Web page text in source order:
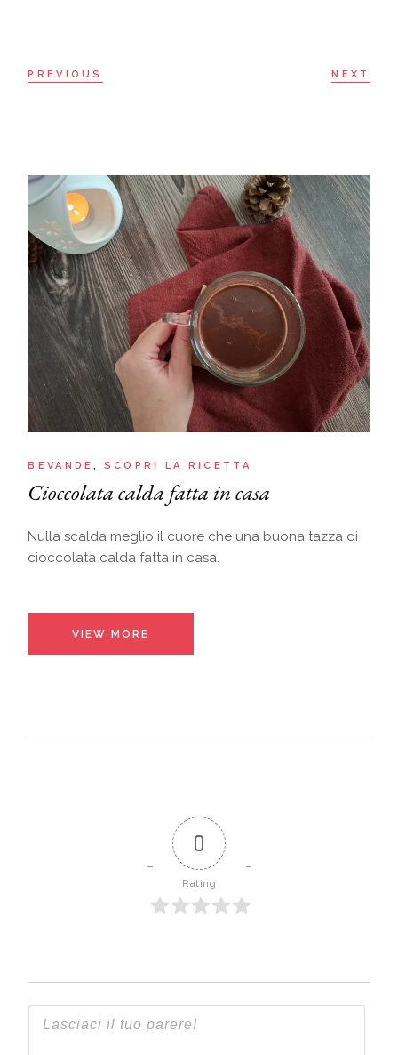
PREVIOUS NEXT
BEVANDE SCOPRI LA RICETTA
Cioccolata calda fatta in casa
Nulla scalda meglio il cuore che una buona tazza di
cioccolata calda fatta in casa.
VIEW MORE
0
Rating